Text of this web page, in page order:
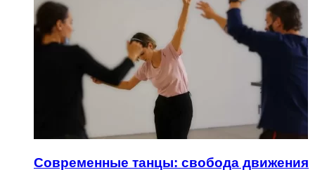
Современные танцы: свобода движения